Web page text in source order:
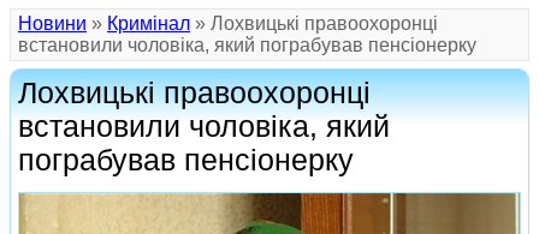
Новини » Кримінал » Лохвицькі правоохоронці
встановили чоловіка, який пограбував пенсіонерку
Лохвицькі правоохоронці
встановили чоловіка, який
пограбував пенсіонерку